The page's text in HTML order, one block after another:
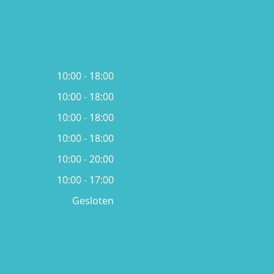
10:00 - 18:00
10:00 - 18:00
10:00 - 18:00
10:00 - 18:00
10:00 - 20:00
10:00 - 17:00
Gesloten